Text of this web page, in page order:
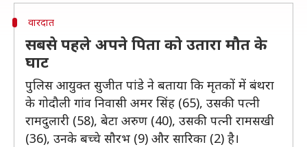
वारदात
सबसे पहले अपने पिता को उतारा मौत के
घाट
पुलिस आयुक्त सुजीत पांडे ने बताया कि मृतकों में बंथरा
के गोदौली गांव निवासी अमर सिंह (65), उसकी पत्नी
रामदुलारी (58), बेटा अरुण (40), उसकी पत्नी रामसखी
(36), उनके बच्चे सौरभ (9) और सारिका (2) है।